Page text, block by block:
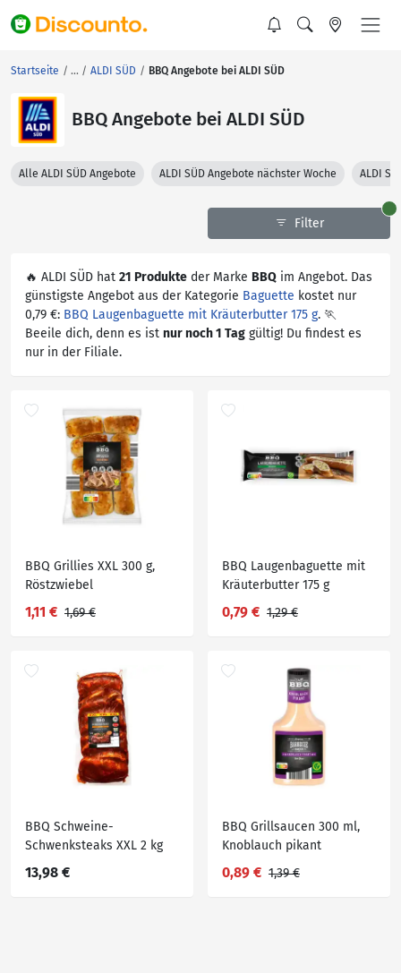
Startseite ALDI SÜD BBQ Angebote bei ALDI SÜD
BBQ Angebote bei ALDI SÜD
Alle ALDI SÜD Angebote ALDI SÜD Angebote nächster Woche ALDI
Filter
🔥 ALDI SÜD hat 21 Produkte der Marke BBQ im Angebot. Das
günstigste Angebot aus der Kategorie Baguette kostet nur
0,79 €: BBQ Laugenbaguette mit Kräuterbutter 175 g. 🏃
Beeile dich, denn es ist nur noch 1 Tag gültig! Du findest es
nur in der Filiale.
BBQ Grillies XXL 300 g,
Röstzwiebel
1,11 € 1,69 €
BBQ Laugenbaguette mit
Kräuterbutter 175 g
0,79 € 1,29 €
BBQ Schweine-
Schwenksteaks XXL 2 kg
13,98 €
BBQ Grillsaucen 300 ml,
Knoblauch pikant
0,89 € 1,39 €